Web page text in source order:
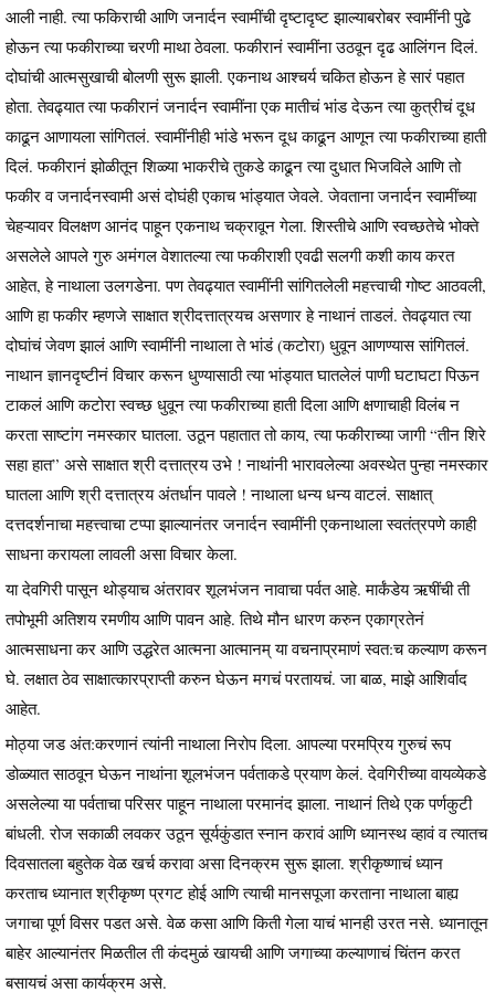
आली नाही. त्या फकिराची आणि जनार्दन स्वामींची दृष्टादृष्ट झाल्याबरोबर स्वामींनी पुढे
होऊन त्या फकीराच्या चरणी माथा ठेवला. फकीरानं स्वामींना उठवून दृढ आलिंगन दिलं.
दोघांची आत्मसुखाची बोलणी सुरू झाली. एकनाथ आश्चर्य चकित होऊन हे सारं पहात
होता. तेवढ्यात त्या फकीरानं जनार्दन स्वामींना एक मातीचं भांड देऊन त्या कुत्रीचं दूध
काढून आणायला सांगितलं. स्वामींनीही भांडे भरून दूध काढून आणून त्या फकीराच्या हाती
दिलं. फकीरानं झोळीतून शिळ्या भाकरीचे तुकडे काढून त्या दुधात भिजविले आणि तो
फकीर व जनार्दनस्वामी असं दोघंही एकाच भांड्यात जेवले. जेवताना जनार्दन स्वामींच्या
चेहऱ्यावर विलक्षण आनंद पाहून एकनाथ चक्रावून गेला. शिस्तीचे आणि स्वच्छतेचे भोक्ते
असलेले आपले गुरु अमंगल वेशातल्या त्या फकीराशी एवढी सलगी कशी काय करत
आहेत, हे नाथाला उलगडेना. पण तेवढ्यात स्वामींनी सांगितलेली महत्त्वाची गोष्ट आठवली,
आणि हा फकीर म्हणजे साक्षात श्रीदत्तात्रयच असणार हे नाथानं ताडलं. तेवढ्यात त्या
दोघांचं जेवण झालं आणि स्वामींनी नाथाला ते भांडं (कटोरा) धुवून आणण्यास सांगितलं.
नाथान ज्ञानदृष्टीनं विचार करून धुण्यासाठी त्या भांड्यात घातलेलं पाणी घटाघटा पिऊन
टाकलं आणि कटोरा स्वच्छ धुवून त्या फकीराच्या हाती दिला आणि क्षणाचाही विलंब न
करता साष्टांग नमस्कार घातला. उठून पहातात तो काय, त्या फकीराच्या जागी “तीन शिरे
सहा हात” असे साक्षात श्री दत्तात्रय उभे ! नाथांनी भारावलेल्या अवस्थेत पुन्हा नमस्कार
घातला आणि श्री दत्तात्रय अंतर्धान पावले ! नाथाला धन्य धन्य वाटलं. साक्षात्
दत्तदर्शनाचा महत्त्वाचा टप्पा झाल्यानंतर जनार्दन स्वामींनी एकनाथाला स्वतंत्रपणे काही
साधना करायला लावली असा विचार केला.
या देवगिरी पासून थोड्याच अंतरावर शूलभंजन नावाचा पर्वत आहे. मार्कंडेय ऋषींची ती
तपोभूमी अतिशय रमणीय आणि पावन आहे. तिथे मौन धारण करुन एकाग्रतेनं
आत्मसाधना कर आणि उद्धरेत आत्मना आत्मानम् या वचनाप्रमाणं स्वत:च कल्याण करून
घे. लक्षात ठेव साक्षात्कारप्राप्ती करुन घेऊन मगचं परतायचं. जा बाळ, माझे आशिर्वाद
आहेत.
मोठ्या जड अंत:करणानं त्यांनी नाथाला निरोप दिला. आपल्या परमप्रिय गुरुचं रूप
डोळ्यात साठवून घेऊन नाथांना शूलभंजन पर्वताकडे प्रयाण केलं. देवगिरीच्या वायव्येकडे
असलेल्या या पर्वताचा परिसर पाहून नाथाला परमानंद झाला. नाथानं तिथे एक पर्णकुटी
बांधली. रोज सकाळी लवकर उठून सूर्यकुंडात स्नान करावं आणि ध्यानस्थ व्हावं व त्यातच
दिवसातला बहुतेक वेळ खर्च करावा असा दिनक्रम सुरू झाला. श्रीकृष्णाचं ध्यान
करताच ध्यानात श्रीकृष्ण प्रगट होई आणि त्याची मानसपूजा करताना नाथाला बाह्य
जगाचा पूर्ण विसर पडत असे. वेळ कसा आणि किती गेला याचं भानही उरत नसे. ध्यानातून
बाहेर आल्यानंतर मिळतील ती कंदमुळं खायची आणि जगाच्या कल्याणाचं चिंतन करत
बसायचं असा कार्यक्रम असे.